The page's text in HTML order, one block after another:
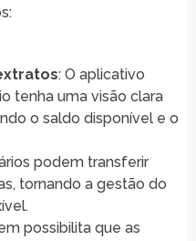
: O aplicativo
tenha uma visão clara
o saldo disponível e o
podem transferir
tornando a gestão do
possibilita que as